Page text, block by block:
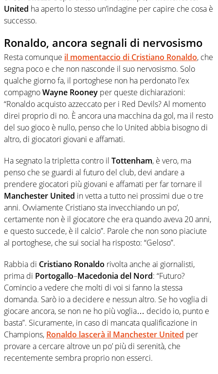
United ha aperto lo stesso un’indagine per capire che cosa è
successo.
Ronaldo, ancora segnali di nervosismo
Resta comunque il momentaccio di Cristiano Ronaldo, che
segna poco e che non nasconde il suo nervosismo. Solo
qualche giorno fa, il portoghese non ha perdonato l’ex
compagnoWayne Rooney per queste dichiarazioni:
“Ronaldo acquisto azzeccato per i Red Devils? Al momento
direi proprio di no. È ancora una macchina da gol, ma il resto
del suo gioco è nullo, penso che lo United abbia bisogno di
altro, di giocatori giovani e affamati.
Ha segnato la tripletta contro il Tottenham, è vero, ma
penso che se guardi al futuro del club, devi andare a
prendere giocatori più giovani e affamati per far tornare il
Manchester United in vetta a tutto nei prossimi due o tre
anni. Ovviamente Cristiano sta invecchiando un po’,
certamente non è il giocatore che era quando aveva 20 anni,
e questo succede, è il calcio”. Parole che non sono piaciute
al portoghese, che sui social ha risposto: “Geloso”.
Rabbia di Cristiano Ronaldo rivolta anche ai giornalisti,
prima di Portogallo–Macedonia del Nord: “Futuro?
Comincio a vedere che molti di voi si fanno la stessa
domanda. Sarò io a decidere e nessun altro. Se ho voglia di
giocare ancora, se non ne ho più voglia… decido io, punto e
basta”. Sicuramente, in caso di mancata qualificazione in
Champions, Ronaldo lascerà il Manchester United per
provare a cercare altrove un po’ più di serenità, che
recentemente sembra proprio non esserci.